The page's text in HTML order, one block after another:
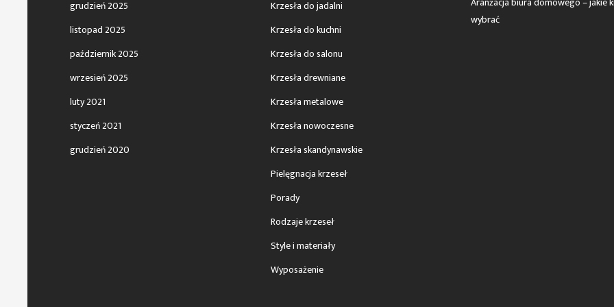
grudzień 2025
listopad 2025
październik 2025
wrzesień 2025
luty 2021
styczeń 2021
grudzień 2020
Krzesła do jadalni
Krzesła do kuchni
Krzesła do salonu
Krzesła drewniane
Krzesła metalowe
Krzesła nowoczesne
Krzesła skandynawskie
Pielęgnacja krzeseł
Porady
Rodzaje krzeseł
Style i materiały
Wyposażenie
wybrać